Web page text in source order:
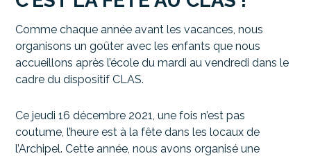
Comme chaque année avant les vacances, nous
organisons un goûter avec les enfants que nous
accueillons après l’école du mardi au vendredi dans le
cadre du dispositif CLAS.
Ce jeudi 16 décembre 2021, une fois n’est pas
coutume, l’heure est à la fête dans les locaux de
l’Archipel. Cette année, nous avons organisé une